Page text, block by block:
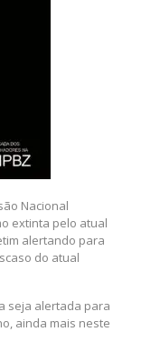
Nacional
extinta pelo atual
alertando para
do atual
seja alertada para
ainda mais neste